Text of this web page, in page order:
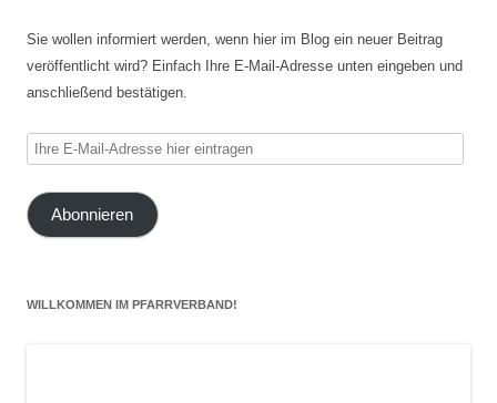
Sie wollen informiert werden, wenn hier im Blog ein neuer Beitrag
veröffentlicht wird? Einfach Ihre E-Mail-Adresse unten eingeben und
anschließend bestätigen.
Ihre
Mail-
Adresse
Abonnieren
WILLKOMMEN IM PFARRVERBAND!